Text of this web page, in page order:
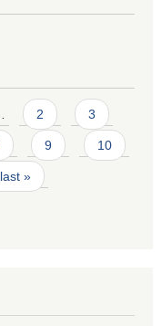
2 3
9 10
last »